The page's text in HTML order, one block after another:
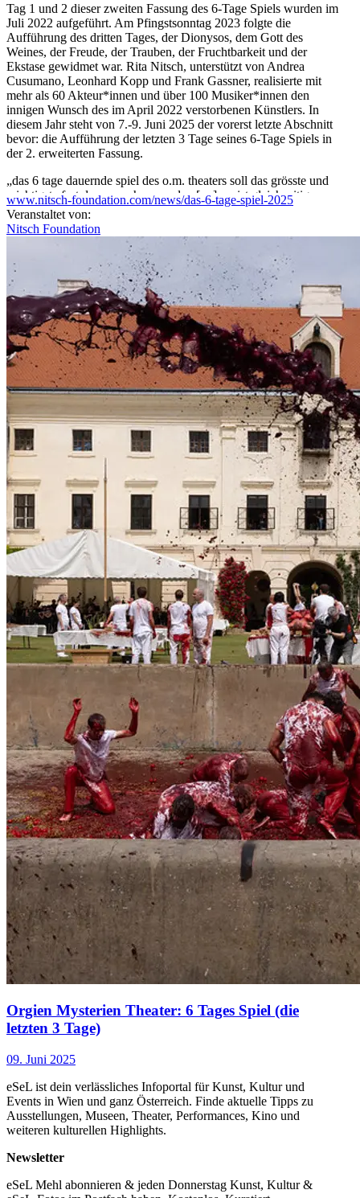
Tag 1 und 2 dieser zweiten Fassung des 6-Tage Spiels wurden im
Juli 2022 aufgeführt. Am Pfingstsonntag 2023 folgte die
Aufführung des dritten Tages, der Dionysos, dem Gott des
Weines, der Freude, der Trauben, der Fruchtbarkeit und der
Ekstase gewidmet war. Rita Nitsch, unterstützt von Andrea
Cusumano, Leonhard Kopp und Frank Gassner, realisierte mit
mehr als 60 Akteur*innen und über 100 Musiker*innen den
innigen Wunsch des im April 2022 verstorbenen Künstlers. In
diesem Jahr steht von 7.-9. Juni 2025 der vorerst letzte Abschnitt
bevor: die Aufführung der letzten 3 Tage seines 6-Tage Spiels in
der 2. erweiterten Fassung.
„das 6 tage dauernde spiel des o.m. theaters soll das grösste und
wichtigste fest der menschen werden […]. es ist gleichzeitig
volksfest und zu bewusstsein gebrachtes mysterium der existenz.
das fest des o. m. theaters hat keinen anderen vorwand als die
seinsmystische verherrlichung unseres hierseins. das fest treibt in
richtung zu einem durch den menschen zu sich selbst kommenden
sein. […]
der gesamte lebensablauf wird zum mystischen erlebnis
verdichtet. die rauschhafte intensität des existierens muss sich auf
alle daseinsgebiete über das alltägliche leben ausbreiten. eine
heiter bewältigte welt soll anlass geben, dass wir uns
ausgeglichen in alle genussmöglichkeiten versenken. alle sinne
müssen sich intensivieren und sensiblisieren. die äusserste
sublimierung des exzessiven ist die sich in uns ausbreitende
aufwallung der stark gefühlten lebendigkeit zum heiteren rauch
des zustandes der altruistischen liebe. liebe nicht als gebot
begriffen, sondern als zustand, als hochzustand des existierens, als
seinszustand. auf das ganze leben ausgebreitete seinsmystik ist
liebe.“
Der Vollzug des Lebens soll ein Fest sein und das 6 Tage
andauernde Spiel des Orgien Mysterien Theater soll das größte
Fest der Menschen werden!
Schauplatz des Spieles ist die Schlossanlage in Prinzendorf mit all
ihren Räumlichkeiten und die umliegende Landschaft sowie die
Kellergassen des niederösterreichischen Weinviertels.
KURZPROGRAMM (in Bearbeitung)
4. Tag | Samstag, 7. Juni 2025
04:50 das tor zum schloss öffnet sich. sonnenaufgangsmusik
09:00 orchestermusik mit chor im schlosshof
– ankunft des shuttlebusses aus wien –
09:30 rituelle fußwaschung
10:30 tischaktionen mit fleisch, fisch, blut, früchten
14:00 körperaktionen in verschiedenen bereichen des
schlosshofes
16:30 prozession vom schloss durch die felder
18:00 abendessen an der alten mühle in rannersdorf
21:30 rückkehr der akteure ins schloss | rückfahrt des
shuttlebusses nach wien
23:00 streichquartett im schlosspark
00:00 betrachten der sterne. mediatives begreifen des seins
5. Tag | Sonntag, 8. Juni 2025
04:50 das tor zum schloss öffnet sich. sonnenaufgangsmusik
09:30 ankunft shuttlebus aus wien
10:00 orchestermusik mit chor im schlosshof
10:00 live-übertragung der amfortas-aktion aus dem schlosskeller
11:30 rückkehr der akteure und fortsetzung der aktion im
schlosshof
12:30 mittagessen
14:30 fortsetzung der amfortas-aktion mit speeren, ödipus-thema
wird eingeführt
17:00 aktionen verdichten sich bis zum finale des 5. tages
18:00 abendessen
– rückfahrt des shuttlebusses nach wien –
22:30 streichquartett im schlosspark
6. Tag | Montag, 9. Juni 2025
04:15 sonnenaufgangsmusik (percussion, synthesizer)
04:52 betrachten des sonnenaufganges
06:00 max stiegl beginnt mit den vorbereitungen für den sautanz
(speisen: langos,…)
08:00 ein schwein wird entborstet und aufgebrochen (speisen:
– ankunft des shuttlebusses aus wien –
www.nitsch-foundation.com/news/das-6-tage-spiel-2025
Veranstaltet von:
Nitsch Foundation
Orgien Mysterien Theater: 6 Tages Spiel (die
letzten 3 Tage)
09. Juni 2025
eSeL ist dein verlässliches Infoportal für Kunst, Kultur und
Events in Wien und ganz Österreich. Finde aktuelle Tipps zu
Ausstellungen, Museen, Theater, Performances, Kino und
weiteren kulturellen Highlights.
Newsletter
eSeL Mehl abonnieren & jeden Donnerstag Kunst, Kultur &